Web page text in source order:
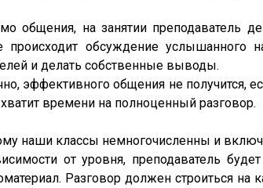
общения, на занятии преподаватель
происходит обсуждение услышанного
и делать собственные выводы.
эффективного общения не получится,
времени на полноценный разговор.
наши классы немногочисленны и
от уровня, преподаватель
Разговор должен строиться на